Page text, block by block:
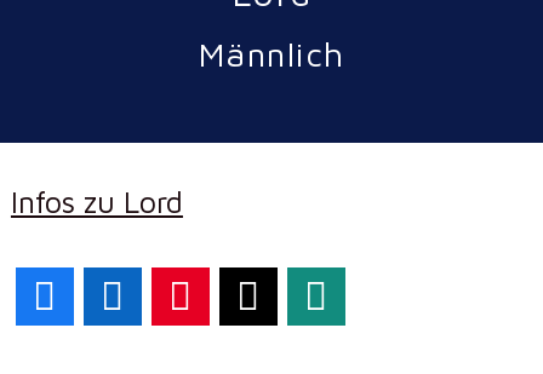
Männlich
Infos zu Lord